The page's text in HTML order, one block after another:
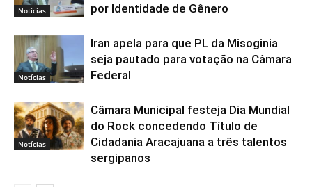
Notícias
por Identidade de Gênero
Notícias
Iran apela para que PL da Misoginia
seja pautado para votação na Câmara
Federal
Notícias
Câmara Municipal festeja Dia Mundial
do Rock concedendo Título de
Cidadania Aracajuana a três talentos
sergipanos